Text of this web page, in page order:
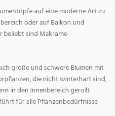
auf eine moderne Art zu
oder auf Balkon und
beliebt sind Makrame-
große und schwere Blumen mit
die nicht winterhart sind,
in den Innenbereich gerollt
für alle Pflanzenbedürfnisse